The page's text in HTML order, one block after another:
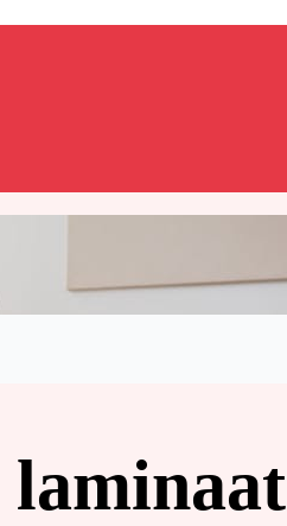
laminaat